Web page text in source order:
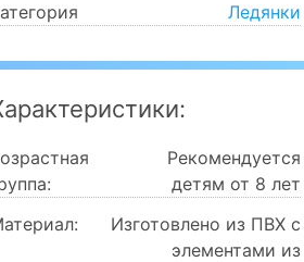
Ледянки
Рекомендуется
детям от 8 лет
Изготовлено из ПВХ с
элементами из